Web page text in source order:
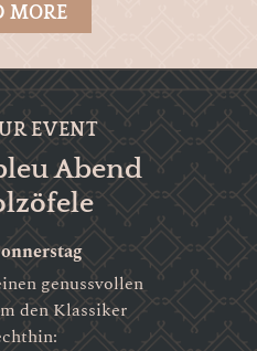
MORE
EVENT
Abend
genussvollen
den Klassiker